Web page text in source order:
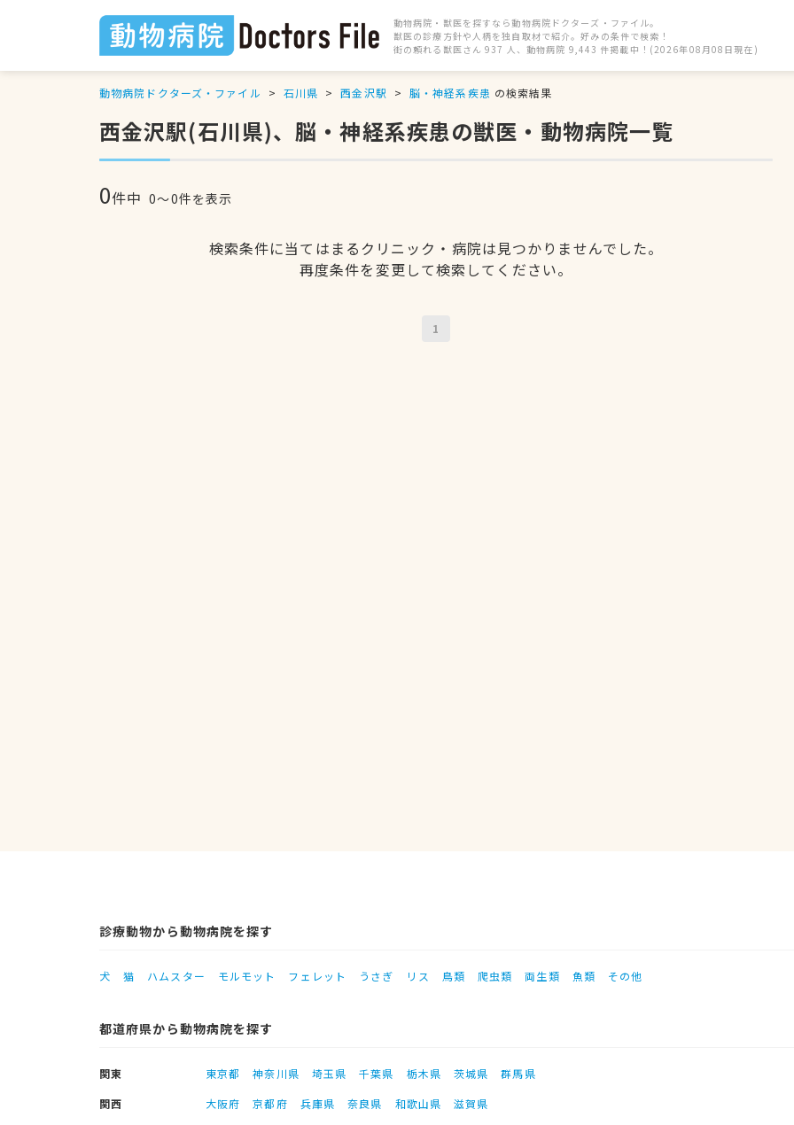
動物病院・獣医を探すなら動物病院ドクターズ・ファイル。
獣医の診療方針や人柄を独自取材で紹介。好みの条件で検索！
街の頼れる獣医さん 937 人、動物病院 9,443 件掲載中！(2026年08月08日現在)
動物病院ドクターズ・ファイル 石川県 西金沢駅 脳・神経系疾患 の検索結果
西金沢駅(石川県)、脳・神経系疾患の獣医・動物病院一覧
0件中 0〜0件を表示
検索条件に当てはまるクリニック・病院は見つかりませんでした。
再度条件を変更して検索してください。
1
診療動物から動物病院を探す
犬 猫 ハムスター モルモット フェレット うさぎ リス 鳥類 爬虫類 両生類 魚類 その他
都道府県から動物病院を探す
関東 東京都 神奈川県 埼玉県 千葉県 栃木県 茨城県
群馬県
関西
大阪府 京都府 兵庫県 奈良県 和歌山県
滋賀県